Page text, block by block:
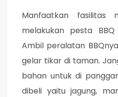
Manfaatkan fasilitas
melakukan pesta
Ambil peralatan
gelar tikar di taman.
bahan untuk di
dibeli yaitu jagung,